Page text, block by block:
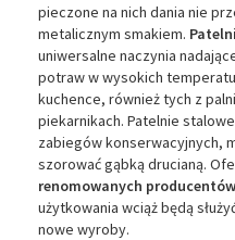
pieczone na nich dania nie
metalicznym smakiem.
uniwersalne naczynia
potraw w wysokich
kuchence, również tych z
piekarnikach. Patelnie
zabiegów konserwacyjnych,
szorować gąbką drucianą.
renomowanych producentów
użytkowania wciąż będą
nowe wyroby.